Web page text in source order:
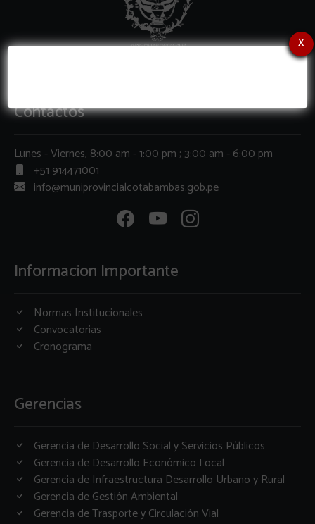
x
Contactos
Lunes - Viernes, 8:00 am - 1:00 pm ; 3:00 am - 6:00 pm
+51 914471001
info@muniprovincialcotabambas.gob.pe
Informacion Importante
Normas Institucionales
Convocatorias
Cronograma
Gerencias
Gerencia de Desarrollo Social y Servicios Públicos
Gerencia de Desarrollo Económico Local
Gerencia de Infraestructura Desarrollo Urbano y Rural
Gerencia de Gestión Ambiental
Gerencia de Trasporte y Circulación Vial